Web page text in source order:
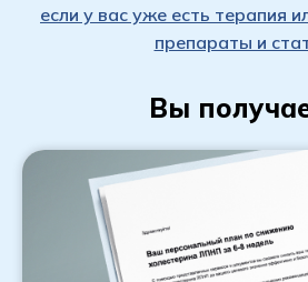
если у вас уже есть терапия
препараты и
Вы